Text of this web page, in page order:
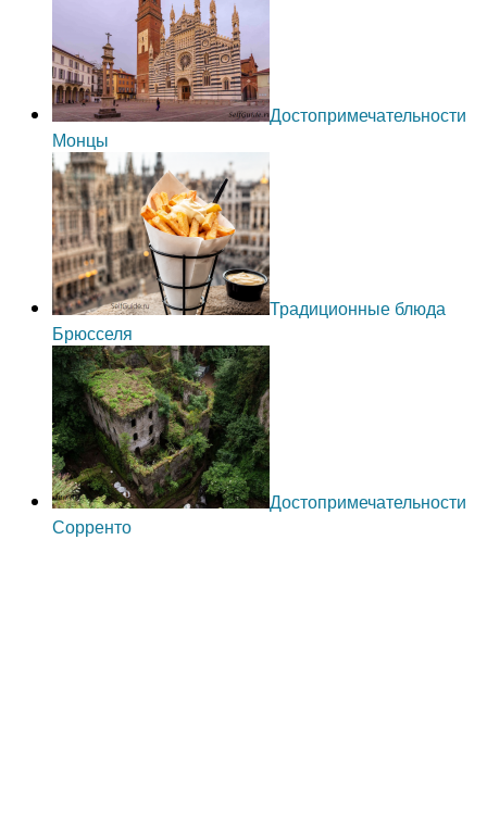
Достопримечательности
Монцы
Традиционные блюда
Брюсселя
Достопримечательности
Сорренто